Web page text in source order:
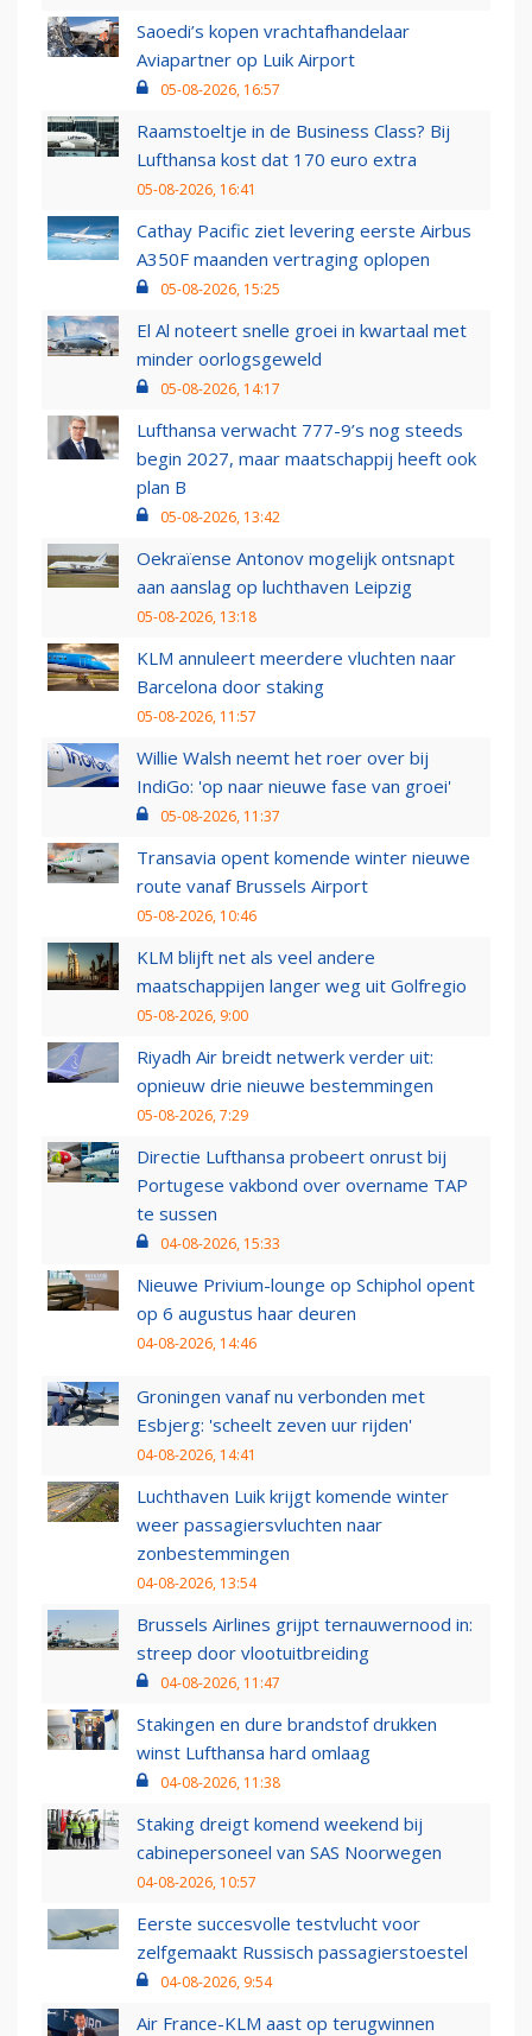
Saoedi’s kopen vrachtafhandelaar
Aviapartner op Luik Airport
05-08-2026, 16:57
Raamstoeltje in de Business Class? Bij
Lufthansa kost dat 170 euro extra
05-08-2026, 16:41
Cathay Pacific ziet levering eerste Airbus
A350F maanden vertraging oplopen
05-08-2026, 15:25
El Al noteert snelle groei in kwartaal met
minder oorlogsgeweld
05-08-2026, 14:17
Lufthansa verwacht 777-9’s nog steeds
begin 2027, maar maatschappij heeft ook
plan B
05-08-2026, 13:42
Oekraïense Antonov mogelijk ontsnapt
aan aanslag op luchthaven Leipzig
05-08-2026, 13:18
KLM annuleert meerdere vluchten naar
Barcelona door staking
05-08-2026, 11:57
Willie Walsh neemt het roer over bij
IndiGo: 'op naar nieuwe fase van groei'
05-08-2026, 11:37
Transavia opent komende winter nieuwe
route vanaf Brussels Airport
05-08-2026, 10:46
KLM blijft net als veel andere
maatschappijen langer weg uit Golfregio
05-08-2026, 9:00
Riyadh Air breidt netwerk verder uit:
opnieuw drie nieuwe bestemmingen
05-08-2026, 7:29
Directie Lufthansa probeert onrust bij
Portugese vakbond over overname TAP
te sussen
04-08-2026, 15:33
Nieuwe Privium-lounge op Schiphol opent
op 6 augustus haar deuren
04-08-2026, 14:46
Groningen vanaf nu verbonden met
Esbjerg: 'scheelt zeven uur rijden'
04-08-2026, 14:41
Luchthaven Luik krijgt komende winter
weer passagiersvluchten naar
zonbestemmingen
04-08-2026, 13:54
Brussels Airlines grijpt ternauwernood in:
streep door vlootuitbreiding
04-08-2026, 11:47
Stakingen en dure brandstof drukken
winst Lufthansa hard omlaag
04-08-2026, 11:38
Staking dreigt komend weekend bij
cabinepersoneel van SAS Noorwegen
04-08-2026, 10:57
Eerste succesvolle testvlucht voor
zelfgemaakt Russisch passagierstoestel
04-08-2026, 9:54
Air France-KLM aast op terugwinnen